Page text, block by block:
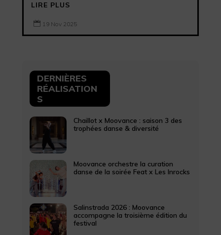
LIRE PLUS
 19 Nov 2025
DERNIÈRES
RÉALISATION
S
Chaillot x Moovance : saison 3 des
trophées danse & diversité
Moovance orchestre la curation
danse de la soirée Feat x Les Inrocks
Salinstrada 2026 : Moovance
accompagne la troisième édition du
festival